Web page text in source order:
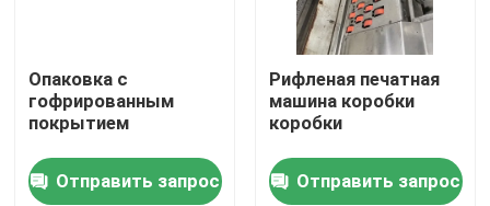
Опаковка с
гофрированным
покрытием
Отправить запрос
Рифленая печатная
машина коробки
коробки
Отправить запрос